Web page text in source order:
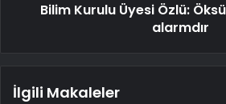
Bilim Kurulu Üyesi Özlü:
alarmdır
İlgili Makaleler